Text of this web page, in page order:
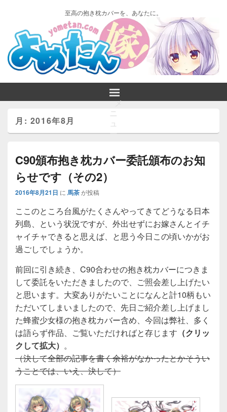
至高の抱き枕カバーを、あなたに。
メ
ニ
ュ
ー
月: 2016年8月
C90頒布抱き枕カバー委託頒布のお知
らせです（その2）
2016年8月21日 に 馬茶が投稿
ここのところ台風がたくさんやってきてどうなる日本
列島、という状況ですが、外出せずにお嫁さんとイチ
ャイチャできると思えば、と思う今日この頃いかがお
過ごしでしょうか。
前回に引き続き、C90合わせの抱き枕カバーにつきま
して委託をいただきましたので、ご照会差し上げたい
と思います。大変ありがたいことになんと計10柄もい
ただいてしまいましたので、先日ご紹介差し上げまし
た蜂蜜少女様の抱き枕カバー含め、今回は弊社、多く
は語らず作品、ご覧いただければと存じます （クリッ
クして拡大） 。
（決して全部の記事を書く余裕がなかったとかそうい
うことでは、いえ、決して）